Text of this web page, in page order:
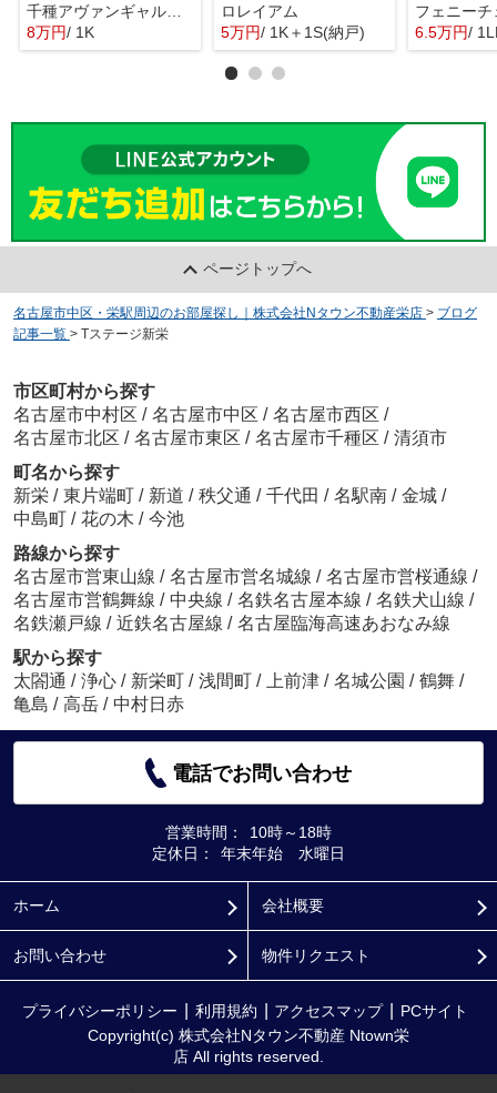
千種アヴァンギャルドプレイス
8万円/ 1K
ロレイアム
5万円/ 1K＋1S(納戸)
フェニーチ
6.5万円/
ページトップへ
名古屋市中区・栄駅周辺のお部屋探し｜株式会社Nタウン不動産栄店 > ブログ
記事一覧 > Tステージ新栄
市区町村から探す
名古屋市中村区 / 名古屋市中区 / 名古屋市西区 /
名古屋市北区 / 名古屋市東区 / 名古屋市千種区 / 清須市
町名から探す
新栄 / 東片端町 / 新道 / 秩父通 / 千代田 / 名駅南 / 金城 /
中島町 / 花の木 / 今池
路線から探す
名古屋市営東山線 / 名古屋市営名城線 / 名古屋市営桜通線 /
名古屋市営鶴舞線 / 中央線 / 名鉄名古屋本線 / 名鉄犬山線 /
名鉄瀬戸線 / 近鉄名古屋線 / 名古屋臨海高速あおなみ線
駅から探す
太閤通 / 浄心 / 新栄町 / 浅間町 / 上前津 / 名城公園 / 鶴舞 /
亀島 / 高岳 / 中村日赤
電話でお問い合わせ
営業時間：
10時～18時
定休日：
年末年始 水曜日
ホーム 会社概要
お問い合わせ 物件リクエスト
プライバシーポリシー 利用規約 アクセスマップ
PCサイト
Copyright(c) 株式会社Nタウン不動産 Ntown栄
店 All rights reserved.